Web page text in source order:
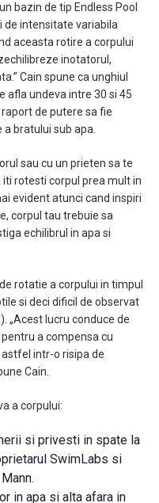
bazin de tip Endless Pool
de intensitate variabila
aceasta rotire a corpului
inotatorul,
Cain spune ca unghiul
afla undeva intre 30 si 45
de putere sa fie
bratului sub apa.
sau cu un prieten sa te
rotesti corpul prea mult in
evident atunci cand inspiri
corpul tau trebuie sa
echilibrul in apa si
rotatie a corpului in timpul
si deci dificil de observat
„Acest lucru conduce de
a compensa cu
intr-o risipa de
Cain.
a corpului:
si privesti in spate la
SwimLabs si
in apa si alta afara in